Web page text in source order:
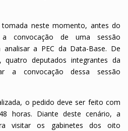
neste momento, antes do
convocação de uma sessão
analisar a PEC da Data-Base. De
deputados integrantes da
a convocação dessa sessão
o pedido deve ser feito com
horas. Diante deste cenário, a
visitar os gabinetes dos oito